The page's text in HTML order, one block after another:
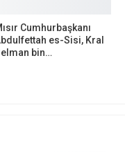
Cumhurbaşkanı
es-Sisi, Kral
bin…